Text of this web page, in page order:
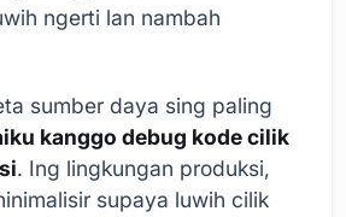
ngerti lan nambah
sumber daya sing paling
kanggo debug kode cilik
. Ing lingkungan produksi,
supaya luwih cilik